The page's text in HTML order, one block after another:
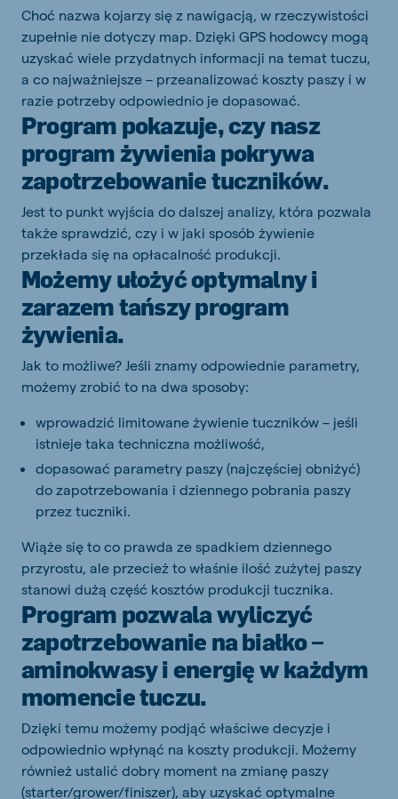
Choć nazwa kojarzy się z nawigacją, w rzeczywistości
zupełnie nie dotyczy map. Dzięki GPS hodowcy mogą
uzyskać wiele przydatnych informacji na temat tuczu,
a co najważniejsze – przeanalizować koszty paszy i w
razie potrzeby odpowiednio je dopasować.
Program pokazuje, czy nasz
program żywienia pokrywa
zapotrzebowanie tuczników.
Jest to punkt wyjścia do dalszej analizy, która pozwala
także sprawdzić, czy i w jaki sposób żywienie
przekłada się na opłacalność produkcji.
Możemy ułożyć optymalny i
zarazem tańszy program
żywienia.
Jak to możliwe? Jeśli znamy odpowiednie parametry,
możemy zrobić to na dwa sposoby:
wprowadzić limitowane żywienie tuczników – jeśli
istnieje taka techniczna możliwość,
dopasować parametry paszy (najczęściej obniżyć)
do zapotrzebowania i dziennego pobrania paszy
przez tuczniki.
Wiąże się to co prawda ze spadkiem dziennego
przyrostu, ale przecież to właśnie ilość zużytej paszy
stanowi dużą część kosztów produkcji tucznika.
Program pozwala wyliczyć
zapotrzebowanie na białko –
aminokwasy i energię w każdym
momencie tuczu.
Dzięki temu możemy podjąć właściwe decyzje i
odpowiednio wpłynąć na koszty produkcji. Możemy
również ustalić dobry moment na zmianę paszy
(starter/grower/finiszer), aby uzyskać optymalne